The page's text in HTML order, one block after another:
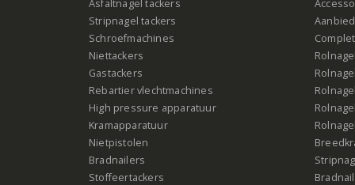
Asfaltnagel tackers
Stripnagel tackers
Schroefmachines
Niettackers
Gastackers
Rebartier vlechtmachines
High pressure apparatuur
Kramapparatuur
Nietpistolen
Bradnailers
Stoffeertackers